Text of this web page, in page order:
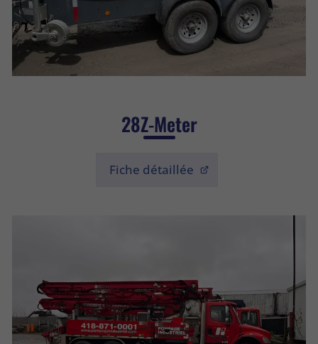
28Z-Meter
Fiche détaillée